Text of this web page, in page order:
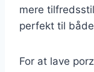
mere
perfekt til
For at lave